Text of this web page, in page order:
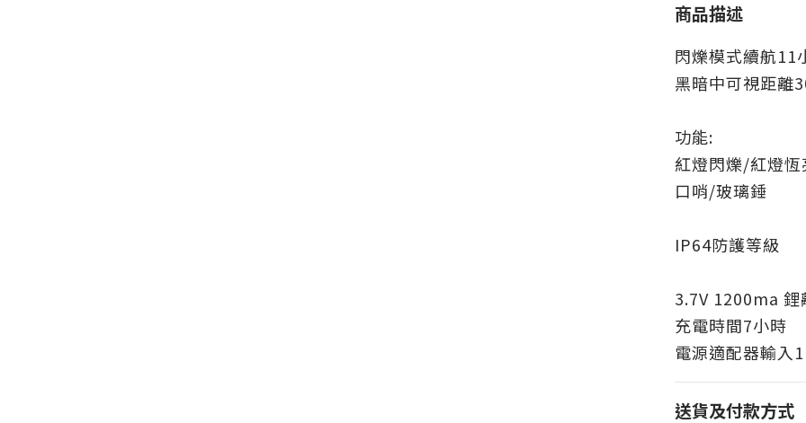
商品描述
閃爍模式續航11
黑暗中可視距離
功能:
紅燈閃爍/紅燈
口哨/玻璃錘
IP64防護等級
3.7V 1200ma 鋰
充電時間7小時
電源適配器輸入
送貨及付款方式